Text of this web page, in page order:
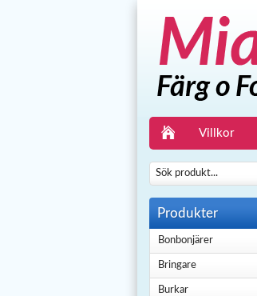
Villkor
Produkter
Bonbonjärer
Bringare
Burkar